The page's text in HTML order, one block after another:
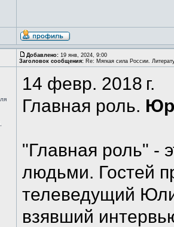
Добавлено: 19 янв, 2024, 9:00
Заголовок сообщения: Re: Мягкая сила России.
14 февр. 2018 г.
Главная роль.
"Главная роль" -
людьми. Гостей
телеведущий
взявший